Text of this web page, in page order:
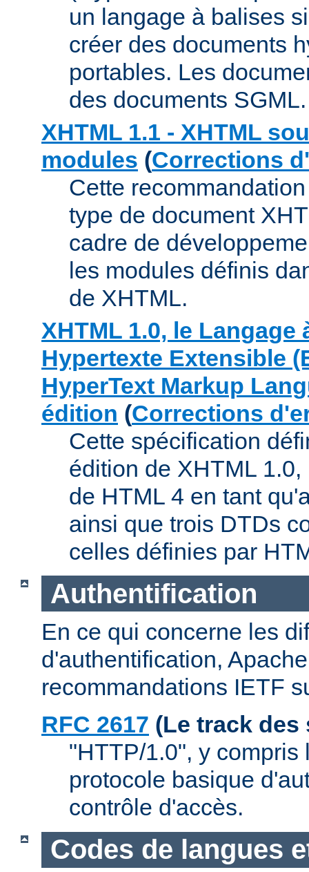
un langage à balises
créer des documents
portables. Les
des documents SGML.
XHTML 1.1 - XHTML
modules (Corrections
Cette
type de document
cadre de
les modules définis
de XHTML.
XHTML 1.0, le Langage
Hypertexte Extensible
HyperText Markup
édition (Corrections
Cette spécification
édition de XHTML
de HTML 4 en tant
ainsi que trois DTDs
celles définies par
Authentification
En ce qui concerne les
d'authentification,
recommandations IETF
RFC 2617 (Le track des
"HTTP/1.0", y
protocole basique
contrôle d'accès.
Codes de langues